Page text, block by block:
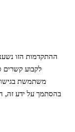
ההתקדמות הזו
לקבוע קשרים
משתמשת
בהסתמך על ידע זה,